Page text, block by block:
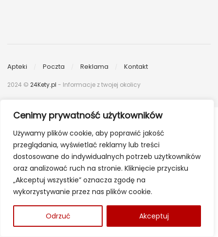
Cenimy prywatność użytkowników
Używamy plików cookie, aby poprawić jakość
przeglądania, wyświetlać reklamy lub treści
dostosowane do indywidualnych potrzeb użytkowników
oraz analizować ruch na stronie. Kliknięcie przycisku
„Akceptuj wszystkie” oznacza zgodę na
wykorzystywanie przez nas plików cookie.
Odrzuć Akceptuj
Apteki Poczta Reklama Kontakt
2024 © 24Kety.pl - Informacje z twojej okolicy